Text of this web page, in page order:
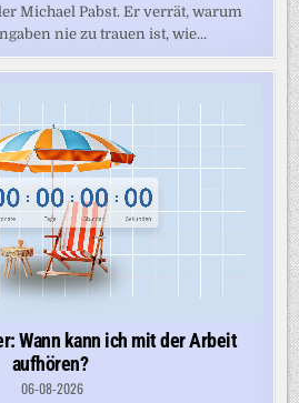
Michael Pabst. Er verrät, warum
nie zu trauen ist, wie...
Wann kann ich mit der Arbeit
aufhören?
06-08-2026